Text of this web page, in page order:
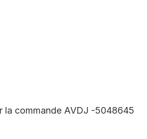
la commande AVDJ -5048645